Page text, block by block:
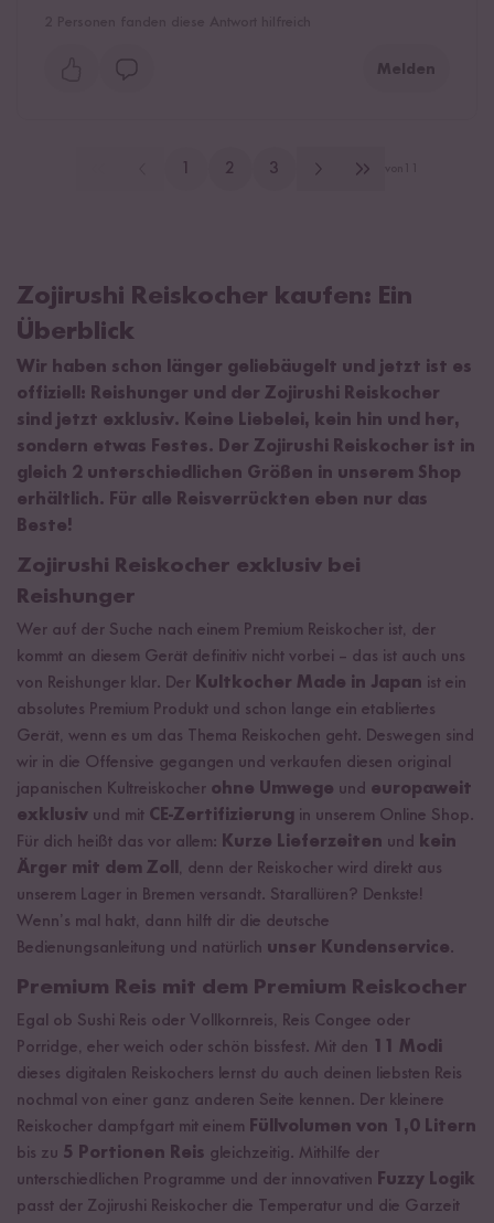
Melden
1 2 3
Zojirushi Reiskocher kaufen: Ein
Überblick
Wir haben schon länger geliebäugelt und jetzt ist es
offiziell: Reishunger und der Zojirushi Reiskocher
sind jetzt exklusiv. Keine Liebelei, kein hin und her,
sondern etwas Festes. Der Zojirushi Reiskocher ist in
gleich 2 unterschiedlichen Größen in unserem Shop
erhältlich. Für alle Reisverrückten eben nur das
Beste!
Zojirushi Reiskocher exklusiv bei
Reishunger
Wer auf der Suche nach einem Premium Reiskocher ist, der
kommt an diesem Gerät definitiv nicht vorbei – das ist auch uns
von Reishunger klar. Der Kultkocher Made in Japan ist ein
absolutes Premium Produkt und schon lange ein etabliertes
Gerät, wenn es um das Thema Reiskochen geht. Deswegen sind
wir in die Offensive gegangen und verkaufen diesen original
japanischen Kultreiskocher ohne Umwege und europaweit
exklusiv und mit CE-Zertifizierung in unserem Online Shop.
Für dich heißt das vor allem: Kurze Lieferzeiten und kein
Ärger mit dem Zoll, denn der Reiskocher wird direkt aus
unserem Lager in Bremen versandt. Starallüren? Denkste!
Wenn’s mal hakt, dann hilft dir die deutsche
Bedienungsanleitung und natürlich unser Kundenservice.
Premium Reis mit dem Premium Reiskocher
Egal ob Sushi Reis oder Vollkornreis, Reis Congee oder
Porridge, eher weich oder schön bissfest. Mit den 11 Modi
dieses digitalen Reiskochers lernst du auch deinen liebsten Reis
nochmal von einer ganz anderen Seite kennen. Der kleinere
Reiskocher dampfgart mit einem Füllvolumen von 1,0 Litern
bis zu 5 Portionen Reis gleichzeitig. Mithilfe der
unterschiedlichen Programme und der innovativen Fuzzy Logik
passt der Zojirushi Reiskocher die Temperatur und die Garzeit